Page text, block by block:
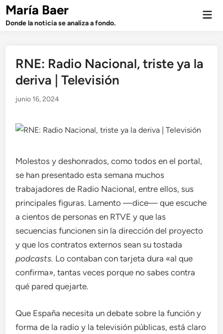
Saltar
contenido
María Baer
Donde la noticia se analiza a fondo.
RNE: Radio Nacional, triste ya la
deriva | Televisión
junio 16, 2024
Molestos y deshonrados, como todos en el portal,
se han presentado esta semana muchos
trabajadores de Radio Nacional, entre ellos, sus
principales figuras. Lamento —dice— que escuche
a cientos de personas en RTVE y que las
secuencias funcionen sin la dirección del proyecto
y que los contratos externos sean su tostada
podcasts. Lo contaban con tarjeta dura «al que
confirma», tantas veces porque no sabes contra
qué pared quejarte.
Que España necesita un debate sobre la función y
forma de la radio y la televisión públicas, está claro